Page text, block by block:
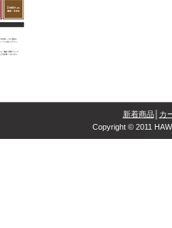
新着商品│
カ
Copyright © 2011